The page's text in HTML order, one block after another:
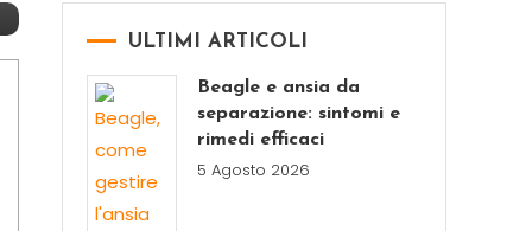
ULTIMI ARTICOLI
Beagle e ansia da
separazione: sintomi e
rimedi efficaci
5 Agosto 2026